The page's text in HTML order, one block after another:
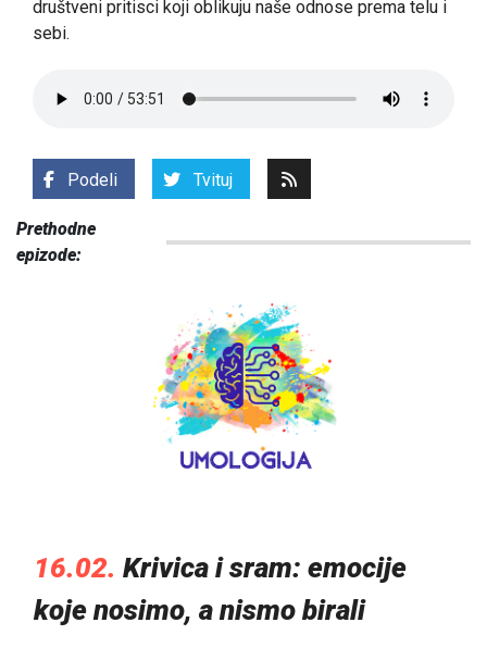
društveni pritisci koji oblikuju naše odnose prema telu i
sebi.
Podeli Tvituj
Prethodne
epizode:
16.02. Krivica i sram: emocije
koje nosimo, a nismo birali